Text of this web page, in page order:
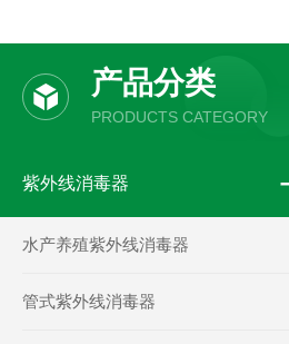
产品分类
PRODUCTS CATEGORY
紫外线消毒器
水产养殖紫外线消毒器
管式紫外线消毒器